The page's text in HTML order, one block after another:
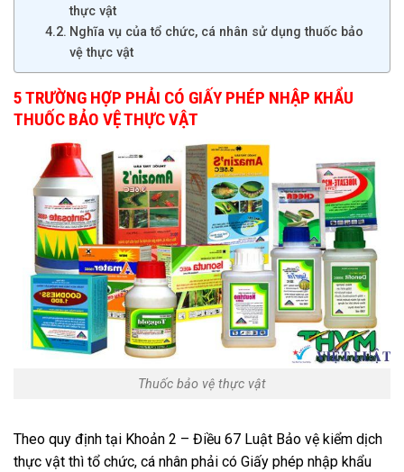
thực vật
Nghĩa vụ của tổ chức, cá nhân sử dụng thuốc bảo
vệ thực vật
5 TRƯỜNG HỢP PHẢI CÓ GIẤY PHÉP NHẬP KHẨU
THUỐC BẢO VỆ THỰC VẬT
Thuốc bảo vệ thực vật
Theo quy định tại Khoản 2 – Điều 67 Luật Bảo vệ kiểm dịch
thực vật thì tổ chức, cá nhân phải có Giấy phép nhập khẩu